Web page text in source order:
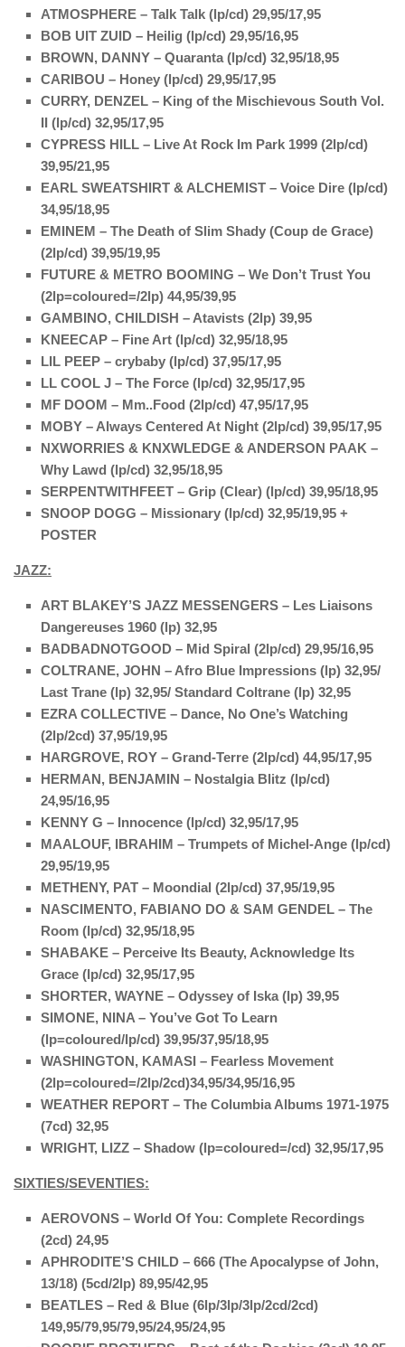
ATMOSPHERE – Talk Talk (lp/cd) 29,95/17,95
BOB UIT ZUID – Heilig (lp/cd) 29,95/16,95
BROWN, DANNY – Quaranta (lp/cd) 32,95/18,95
CARIBOU – Honey (lp/cd) 29,95/17,95
CURRY, DENZEL – King of the Mischievous South Vol.
II (lp/cd) 32,95/17,95
CYPRESS HILL – Live At Rock Im Park 1999 (2lp/cd)
39,95/21,95
EARL SWEATSHIRT & ALCHEMIST – Voice Dire (lp/cd)
34,95/18,95
EMINEM – The Death of Slim Shady (Coup de Grace)
(2lp/cd) 39,95/19,95
FUTURE & METRO BOOMING – We Don’t Trust You
(2lp=coloured=/2lp) 44,95/39,95
GAMBINO, CHILDISH – Atavists (2lp) 39,95
KNEECAP – Fine Art (lp/cd) 32,95/18,95
LIL PEEP – crybaby (lp/cd) 37,95/17,95
LL COOL J – The Force (lp/cd) 32,95/17,95
MF DOOM – Mm..Food (2lp/cd) 47,95/17,95
MOBY – Always Centered At Night (2lp/cd) 39,95/17,95
NXWORRIES & KNXWLEDGE & ANDERSON PAAK –
Why Lawd (lp/cd) 32,95/18,95
SERPENTWITHFEET – Grip (Clear) (lp/cd) 39,95/18,95
SNOOP DOGG – Missionary (lp/cd) 32,95/19,95 +
POSTER
JAZZ:
ART BLAKEY’S JAZZ MESSENGERS – Les Liaisons
Dangereuses 1960 (lp) 32,95
BADBADNOTGOOD – Mid Spiral (2lp/cd) 29,95/16,95
COLTRANE, JOHN – Afro Blue Impressions (lp) 32,95/
Last Trane (lp) 32,95/ Standard Coltrane (lp) 32,95
EZRA COLLECTIVE – Dance, No One’s Watching
(2lp/2cd) 37,95/19,95
HARGROVE, ROY – Grand-Terre (2lp/cd) 44,95/17,95
HERMAN, BENJAMIN – Nostalgia Blitz (lp/cd)
24,95/16,95
KENNY G – Innocence (lp/cd) 32,95/17,95
MAALOUF, IBRAHIM – Trumpets of Michel-Ange (lp/cd)
29,95/19,95
METHENY, PAT – Moondial (2lp/cd) 37,95/19,95
NASCIMENTO, FABIANO DO & SAM GENDEL – The
Room (lp/cd) 32,95/18,95
SHABAKE – Perceive Its Beauty, Acknowledge Its
Grace (lp/cd) 32,95/17,95
SHORTER, WAYNE – Odyssey of Iska (lp) 39,95
SIMONE, NINA – You’ve Got To Learn
(lp=coloured/lp/cd) 39,95/37,95/18,95
WASHINGTON, KAMASI – Fearless Movement
(2lp=coloured=/2lp/2cd)34,95/34,95/16,95
WEATHER REPORT – The Columbia Albums 1971-1975
(7cd) 32,95
WRIGHT, LIZZ – Shadow (lp=coloured=/cd) 32,95/17,95
SIXTIES/SEVENTIES:
AEROVONS – World Of You: Complete Recordings
(2cd) 24,95
APHRODITE’S CHILD – 666 (The Apocalypse of John,
13/18) (5cd/2lp) 89,95/42,95
BEATLES – Red & Blue (6lp/3lp/3lp/2cd/2cd)
149,95/79,95/79,95/24,95/24,95